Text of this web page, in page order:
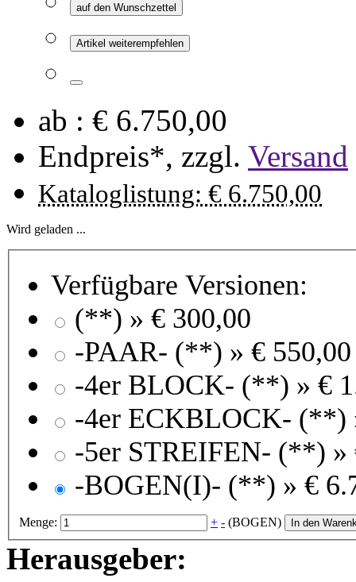
auf den Wunschzettel
Artikel weiterempfehlen
ab : € 6.750,00
Endpreis*, zzgl. Versand
Kataloglistung: € 6.750,00
Wird geladen ...
Verfügbare Versionen:
(**) » € 300,00
-PAAR- (**) » € 550,00
-4er BLOCK- (**) » €
-
-5er STREIFEN- (**) »
-BOGEN(I)- (**) » €
Menge: + - (BOGEN) In den
Herausgeber: